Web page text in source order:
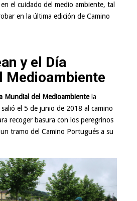
el cuidado del medio ambiente, tal
en la última edición de Camino
y el Día
Medioambiente
Mundial del Medioambientela
el 5 de junio de 2018 al camino
recoger basura con los peregrinos
tramo del Camino Portugués a su